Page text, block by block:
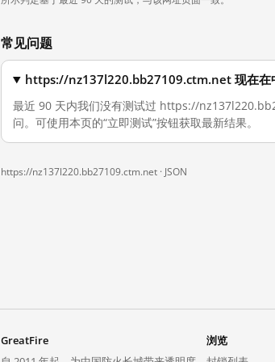
常见问题
https://nz137l220.bb27109.ctm.net 现在在
最近 90 天内我们没有测试过 https://
问。可使用本页的“立即测试”按钮获取最新结果。
https://nz137l220.bb27109.ctm.net · JSON
GreatFire
浏览